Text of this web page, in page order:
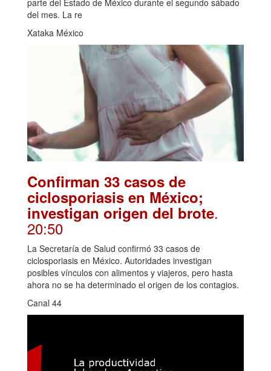
parte del Estado de México durante el segundo sábado
del mes. La re
Xataka México
Confirman 33 casos de
ciclosporiasis en México;
investigan origen del brote.
20:50
La Secretaría de Salud confirmó 33 casos de
ciclosporiasis en México. Autoridades investigan
posibles vínculos con alimentos y viajeros, pero hasta
ahora no se ha determinado el origen de los contagios.
Canal 44